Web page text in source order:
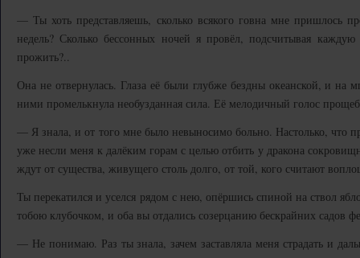
— Ты хоть представляешь, сколько всякого говна мне пришлось
недель? Сколько бессонных ночей я провёл, подсчитывая
прожить?..
Она не отвернулась. Глаза её были глубже бездны океанской, и на
ними промелькнула необузданная сила. Её мелодичный голос
— Я знала, и от того мне было невыносимо больно. Настолько, что
уже несли меня к далёким горам с целью отбить у дракона
ждут от существа, живущего столь долго, от той, кого считают
Ты перекатился и уселся рядом с нею, опёршись спиной на ствол
тобою клубочком, и оба вы отдались созерцанию бескрайних садов
— Не понимаю. Раз ты знала, зачем заставляла меня страдать и